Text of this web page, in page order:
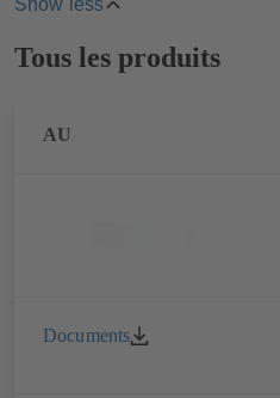
Tous les produits
AU
Documents